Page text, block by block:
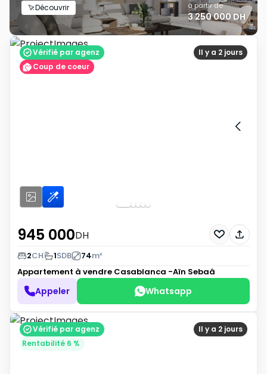
Découvrir à partir de
3 250 000 DH
Il y a 2 jours
Vérifié par agenz
Coup de coeur
945 000DH
2CH 1SDB 74m²
Appartement à vendre Casablanca -Aïn Sebaâ
Appeler Whatsapp
Il y a 2 jours
Vérifié par agenz
Rentabilité 6 %